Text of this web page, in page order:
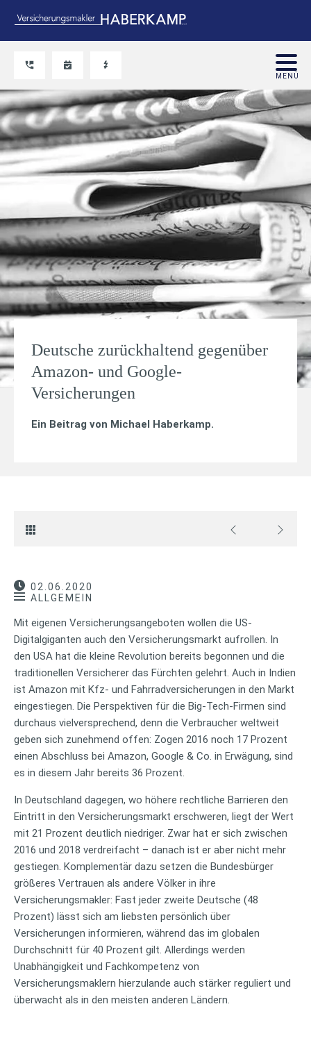
Deutsche zurückhaltend gegenüber
Amazon- und Google-
Versicherungen
Ein Beitrag von Michael Haberkamp.
02.06.2020
ALLGEMEIN
Mit eigenen Versicherungsangeboten wollen die US-
Digitalgiganten auch den Versicherungsmarkt aufrollen. In
den USA hat die kleine Revolution bereits begonnen und die
traditionellen Versicherer das Fürchten gelehrt. Auch in Indien
ist Amazon mit Kfz- und Fahrradversicherungen in den Markt
eingestiegen. Die Perspektiven für die Big-Tech-Firmen sind
durchaus vielversprechend, denn die Verbraucher weltweit
geben sich zunehmend offen: Zogen 2016 noch 17 Prozent
einen Abschluss bei Amazon, Google & Co. in Erwägung, sind
es in diesem Jahr bereits 36 Prozent.
In Deutschland dagegen, wo höhere rechtliche Barrieren den
Eintritt in den Versicherungsmarkt erschweren, liegt der Wert
mit 21 Prozent deutlich niedriger. Zwar hat er sich zwischen
2016 und 2018 verdreifacht – danach ist er aber nicht mehr
gestiegen. Komplementär dazu setzen die Bundesbürger
größeres Vertrauen als andere Völker in ihre
Versicherungsmakler: Fast jeder zweite Deutsche (48
Prozent) lässt sich am liebsten persönlich über
Versicherungen informieren, während das im globalen
Durchschnitt für 40 Prozent gilt. Allerdings werden
Unabhängigkeit und Fachkompetenz von
Versicherungsmaklern hierzulande auch stärker reguliert und
überwacht als in den meisten anderen Ländern.